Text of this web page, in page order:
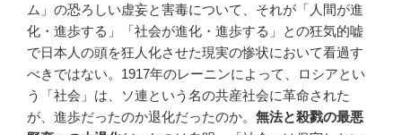
ム」の恐ろしい虚妄と害毒について、それが「人間が進
化・進歩する」「社会が進化・進歩する」との狂気的嘘
で日本人の頭を狂人化させた現実の惨状において看過す
べきではない。1917年のレーニンによって、ロシアとい
う「社会」は、ソ連という名の共産社会に革命された
が、進歩だったのか退化だったのか。 無法と殺戮の最悪